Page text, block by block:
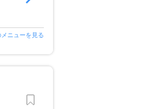
ニューを見る